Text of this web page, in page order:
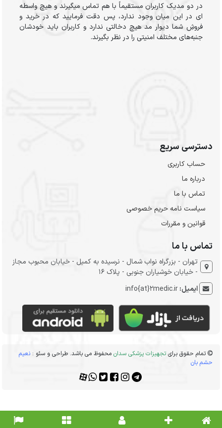
در دو مدیک کاربران مستقیماً با هم تماس میگیرند و هیچ واسطه
ای در این میان وجود ندارد، پس دقت فرمایید که در خرید و
فروشِ شما دیوار مد هیچ دخالتی ندارد و کاربران باید خودشان
جنبه‌های مختلف امنیتی را در نظر بگیرند.
دسترسی سریع
حساب کاربری
درباره ما
تماس با ما
سیاست نامه حریم خصوصی
قوانین و مقررات
تماس با ما
تهران - بزرگراه نواب شمال - نرسیده به کمیل - خیابان محبوب مجاز
- خیابان خوشیاران جنوبی - پلاک 16
ایمیل:info{at}2medic.ir
تمام حقوق برایتجهیزات پزشکی سدان محفوظ می باشد. طراحی و سئو :نعیم
حشم بان